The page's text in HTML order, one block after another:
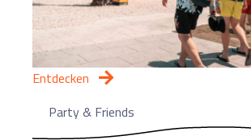
Entdecken
Party & Friends